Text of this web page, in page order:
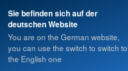
Sie befinden sich auf der
deutschen Website
You are on the German website,
you can use the switch to switch to
the English one